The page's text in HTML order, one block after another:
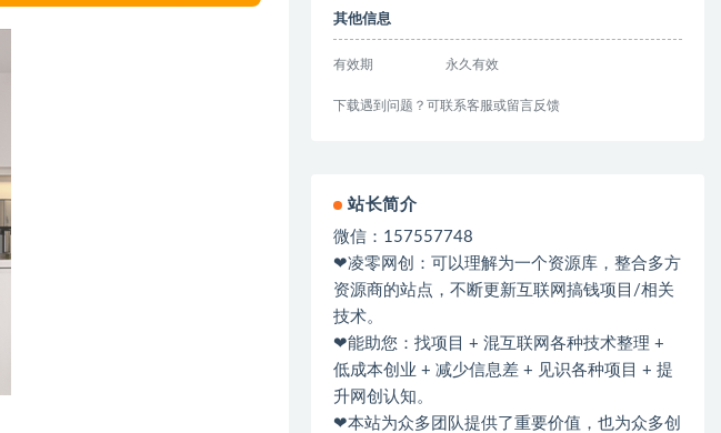
其他信息
有效期 永久有效
下载遇到问题？可联系客服或留言反馈
站长简介
微信：157557748
❤凌零网创：可以理解为一个资源库，整合多方
资源商的站点，不断更新互联网搞钱项目/相关
技术。
❤能助您：找项目 + 混互联网各种技术整理 +
低成本创业 + 减少信息差 + 见识各种项目 + 提
升网创认知。
❤本站为众多团队提供了重要价值，也为众多创